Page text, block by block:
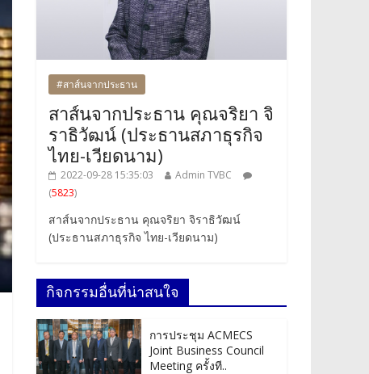
#สาส์นจากประธาน
สาส์นจากประธาน คุณจริยา จิ
ราธิวัฒน์ (ประธานสภาธุรกิจ
ไทย-เวียดนาม)
2022-09-28 15:35:03
Admin TVBC
(5823)
สาส์นจากประธาน คุณจริยา จิราธิวัฒน์
(ประธานสภาธุรกิจ ไทย-เวียดนาม)
กิจกรรมอื่นที่น่าสนใจ
การประชุม ACMECS
Joint Business Council
Meeting ครั้งที..